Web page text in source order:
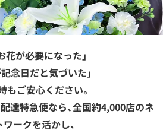
花が必要になった」
記念日だと気づいた」
もご安心ください。
達特急便なら、全国約4,000店のネ
ワークを活かし、